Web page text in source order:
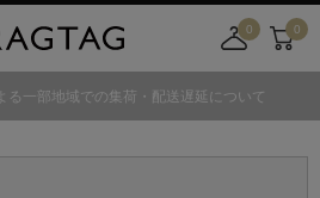
0
舗
0
る一部地域での集荷・配送遅延について